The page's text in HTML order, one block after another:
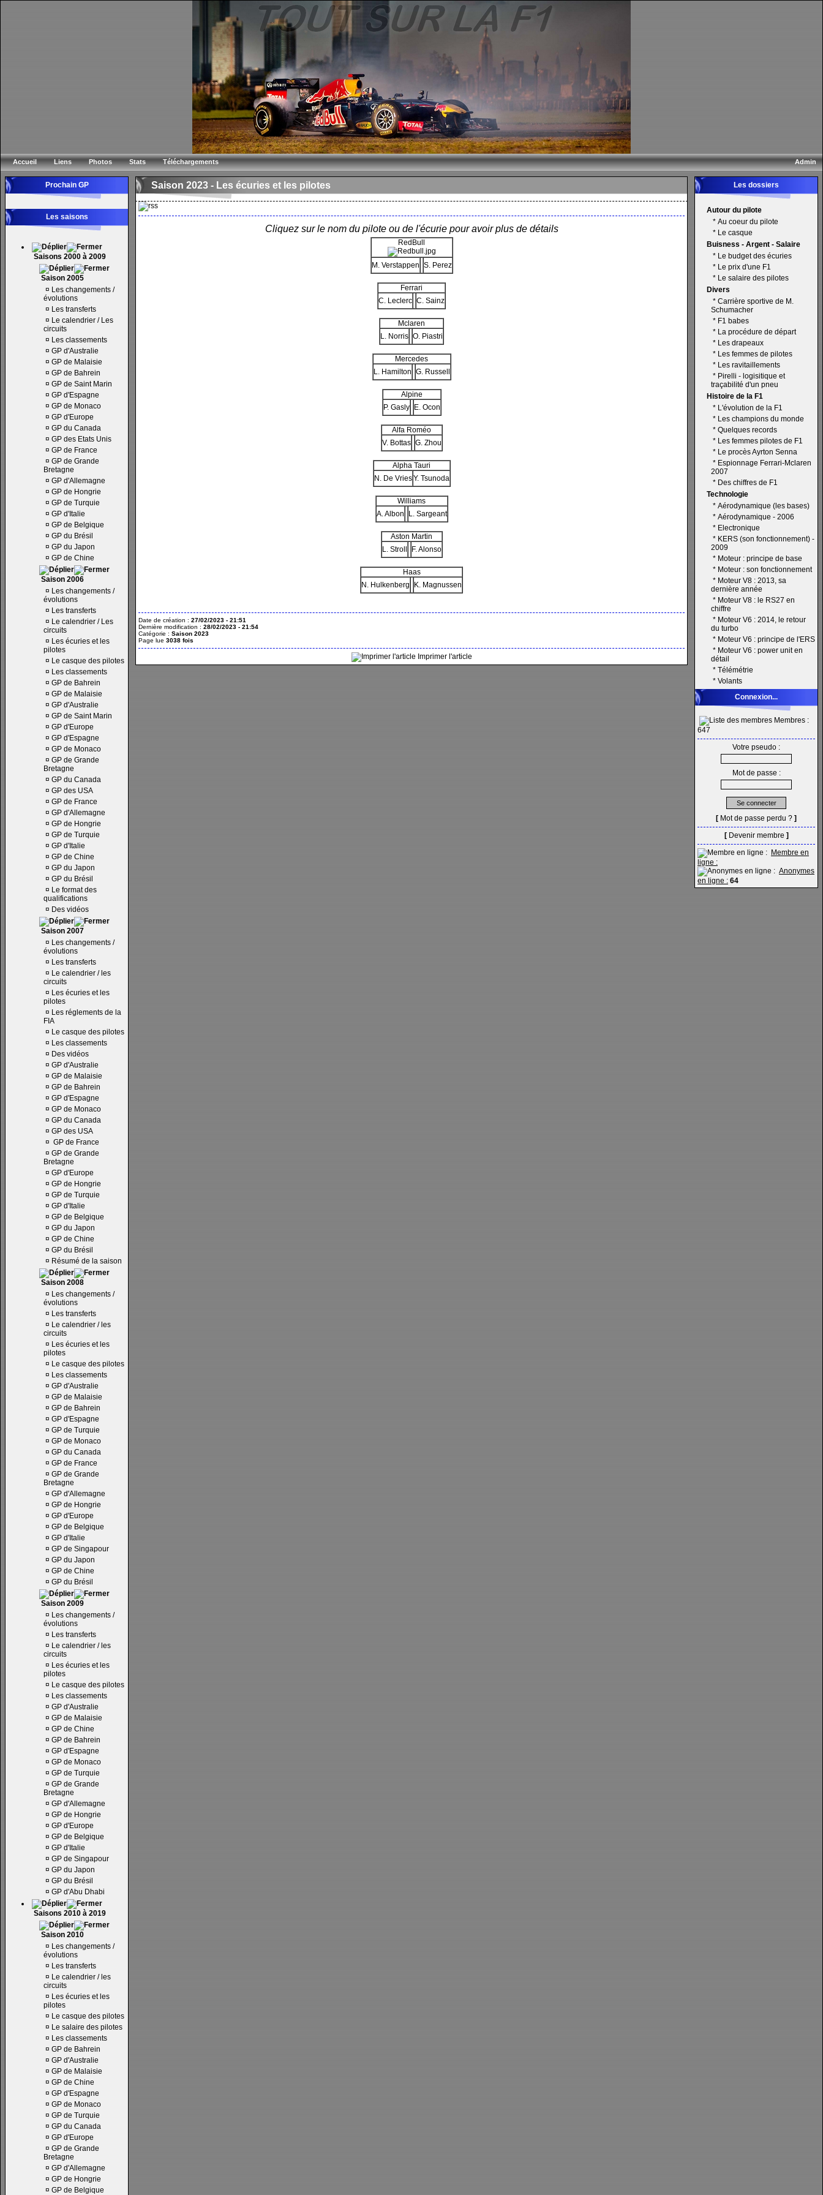
Admin
Accueil Liens Photos Stats Téléchargements
Prochain GP
Les saisons
Saisons 2000 à 2009
Saison 2005
¤ Les changements /
évolutions
¤ Les transferts
¤ Le calendrier / Les
circuits
¤ Les classements
¤ GP d'Australie
¤ GP de Malaisie
¤ GP de Bahrein
¤ GP de Saint Marin
¤ GP d'Espagne
¤ GP de Monaco
¤ GP d'Europe
¤ GP du Canada
¤ GP des Etats Unis
¤ GP de France
¤ GP de Grande
Bretagne
¤ GP d'Allemagne
¤ GP de Hongrie
¤ GP de Turquie
¤ GP d'Italie
¤ GP de Belgique
¤ GP du Brésil
¤ GP du Japon
¤ GP de Chine
Saison 2006
¤ Les changements /
évolutions
¤ Les transferts
¤ Le calendrier / Les
circuits
¤ Les écuries et les
pilotes
¤ Le casque des pilotes
¤ Les classements
¤ GP de Bahrein
¤ GP de Malaisie
¤ GP d'Australie
¤ GP de Saint Marin
¤ GP d'Europe
¤ GP d'Espagne
¤ GP de Monaco
¤ GP de Grande
Bretagne
¤ GP du Canada
¤ GP des USA
¤ GP de France
¤ GP d'Allemagne
¤ GP de Hongrie
¤ GP de Turquie
¤ GP d'Italie
¤ GP de Chine
¤ GP du Japon
¤ GP du Brésil
¤ Le format des
qualifications
¤ Des vidéos
Saison 2007
¤ Les changements /
évolutions
¤ Les transferts
¤ Le calendrier / les
circuits
¤ Les écuries et les
pilotes
¤ Les réglements de la
FIA
¤ Le casque des pilotes
¤ Les classements
¤ Des vidéos
¤ GP d'Australie
¤ GP de Malaisie
¤ GP de Bahrein
¤ GP d'Espagne
¤ GP de Monaco
¤ GP du Canada
¤ GP des USA
¤ GP de France
¤ GP de Grande
Bretagne
¤ GP d'Europe
¤ GP de Hongrie
¤ GP de Turquie
¤ GP d'Italie
¤ GP de Belgique
¤ GP du Japon
¤ GP de Chine
¤ GP du Brésil
¤ Résumé de la saison
Saison 2008
¤ Les changements /
évolutions
¤ Les transferts
¤ Le calendrier / les
circuits
¤ Les écuries et les
pilotes
¤ Le casque des pilotes
¤ Les classements
¤ GP d'Australie
¤ GP de Malaisie
¤ GP de Bahrein
¤ GP d'Espagne
¤ GP de Turquie
¤ GP de Monaco
¤ GP du Canada
¤ GP de France
¤ GP de Grande
Bretagne
¤ GP d'Allemagne
¤ GP de Hongrie
¤ GP d'Europe
¤ GP de Belgique
¤ GP d'Italie
¤ GP de Singapour
¤ GP du Japon
¤ GP de Chine
¤ GP du Brésil
Saison 2009
¤ Les changements /
évolutions
¤ Les transferts
¤ Le calendrier / les
circuits
¤ Les écuries et les
pilotes
¤ Le casque des pilotes
¤ Les classements
¤ GP d'Australie
¤ GP de Malaisie
¤ GP de Chine
¤ GP de Bahrein
¤ GP d'Espagne
¤ GP de Monaco
¤ GP de Turquie
¤ GP de Grande
Bretagne
¤ GP d'Allemagne
¤ GP de Hongrie
¤ GP d'Europe
¤ GP de Belgique
¤ GP d'Italie
¤ GP de Singapour
¤ GP du Japon
¤ GP du Brésil
¤ GP d'Abu Dhabi
Saisons 2010 à 2019
Saison 2010
¤ Les changements /
évolutions
¤ Les transferts
¤ Le calendrier / les
circuits
¤ Les écuries et les
pilotes
¤ Le casque des pilotes
¤ Le salaire des pilotes
¤ Les classements
¤ GP de Bahrein
¤ GP d'Australie
¤ GP de Malaisie
¤ GP de Chine
¤ GP d'Espagne
¤ GP de Monaco
¤ GP de Turquie
¤ GP du Canada
¤ GP d'Europe
¤ GP de Grande
Bretagne
¤ GP d'Allemagne
¤ GP de Hongrie
¤ GP de Belgique
Saison 2023 - Les écuries et les pilotes
Cliquez sur le nom du pilote ou de l'écurie pour avoir plus de détails
RedBull
M. Verstappen S. Perez
Ferrari
C. Leclerc C. Sainz
Mclaren
L. Norris O. Piastri
Mercedes
L. Hamilton G. Russell
Alpine
P. Gasly
E. Ocon
Alfa Roméo
V. Bottas G. Zhou
Alpha Tauri
N. De VriesY. Tsunoda
Williams
A. Albon
L. Sargeant
Aston Martin
L. Stroll
F. Alonso
Haas
N. Hulkenberg
K. Magnussen
Date de création : 27/02/2023 - 21:51
Dernière modification : 28/02/2023 - 21:54
Catégorie : Saison 2023
Page lue 3038 fois
Imprimer l'article
Les dossiers
Autour du pilote
* Au coeur du pilote
* Le casque
Buisness - Argent - Salaire
* Le budget des écuries
* Le prix d'une F1
* Le salaire des pilotes
Divers
* Carrière sportive de M.
Schumacher
* F1 babes
* La procédure de départ
* Les drapeaux
* Les femmes de pilotes
* Les ravitaillements
* Pirelli - logisitique et
traçabilité d'un pneu
Histoire de la F1
* L'évolution de la F1
* Les champions du monde
* Quelques records
* Les femmes pilotes de F1
* Le procès Ayrton Senna
* Espionnage Ferrari-Mclaren
2007
* Des chiffres de F1
Technologie
* Aérodynamique (les bases)
* Aérodynamique - 2006
* Electronique
* KERS (son fonctionnement) -
2009
* Moteur : principe de base
* Moteur : son fonctionnement
* Moteur V8 : 2013, sa
dernière année
* Moteur V8 : le RS27 en
chiffre
* Moteur V6 : 2014, le retour
du turbo
* Moteur V6 : principe de l'ERS
* Moteur V6 : power unit en
détail
* Télémétrie
* Volants
Connexion...
Membres :
647
Votre pseudo :
Mot de passe :
[ Mot de passe perdu ? ]
[ Devenir membre ]
Membre en
ligne :
Anonymes
en ligne : 64